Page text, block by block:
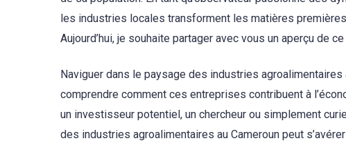
les industries locales transforment les matières
Aujourd’hui, je souhaite partager avec vous un aperçu de
Naviguer dans le paysage des industries
comprendre comment ces entreprises contribuent à
un investisseur potentiel, un chercheur ou simplement
des industries agroalimentaires au Cameroun peut